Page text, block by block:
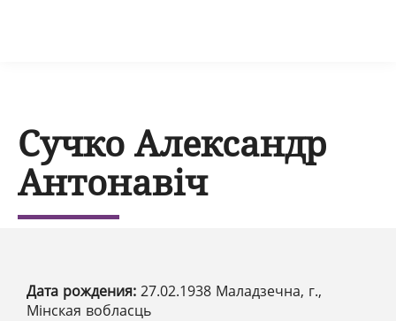
Сучко Александр
Антонавіч
Дата рождения: 27.02.1938 Маладзечна, г.,
Мінская вобласць